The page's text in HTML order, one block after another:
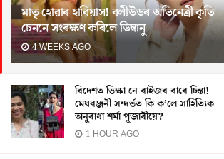
মাতৃ হোৱাৰ হাবিয়াস! বলীউডৰ অভিনেত্ৰী কৃতি
চেননে সংৰক্ষণ কৰিলে ডিম্বানু
4 WEEKS AGO
বিদেশত ভিক্ষা নে ৰাইজৰ বাবে চিন্তা!
মেঘৰঞ্জনী সন্দৰ্ভত কি ক’লে সাহিত্যিক
অনুৰাধা শৰ্মা পূজাৰীয়ে?
1 HOUR AGO